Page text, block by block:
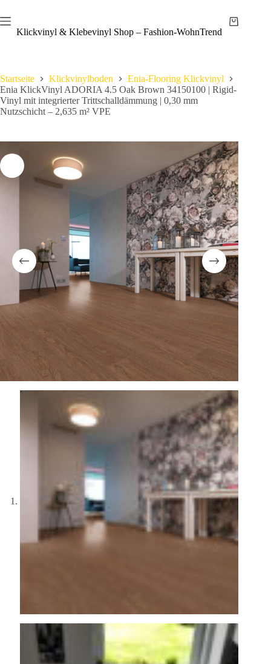
Inhalt
springenKlickvinyl & Klebevinyl Shop – Fashion-WohnTrend
Warenkorb
Startseite Klickvinylboden
Enia-Flooring Klickvinyl
Enia KlickVinyl ADORIA 4.5 Oak Brown 34150100 | Rigid-
Vinyl mit integrierter Trittschalldämmung | 0,30 mm
Nutzschicht – 2,635 m² VPE